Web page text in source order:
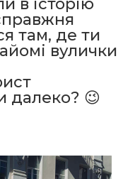
там, де ти
вулички
далеко? 😉